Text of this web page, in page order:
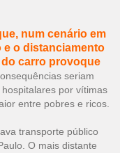
num cenário em
e o distanciamento
carro provoque
seriam
por vítimas
entre pobres e ricos.
transporte público
O mais distante